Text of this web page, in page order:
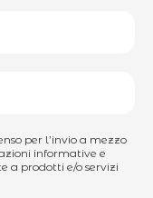
per l’invio a mezzo
informative e
a prodotti e/o servizi